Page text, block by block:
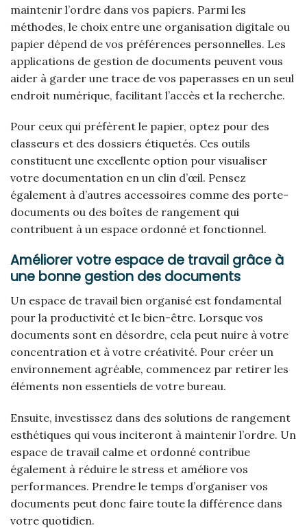
maintenir l’ordre dans vos papiers. Parmi les
méthodes, le choix entre une organisation digitale ou
papier dépend de vos préférences personnelles. Les
applications de gestion de documents peuvent vous
aider à garder une trace de vos paperasses en un seul
endroit numérique, facilitant l’accès et la recherche.
Pour ceux qui préfèrent le papier, optez pour des
classeurs et des dossiers étiquetés. Ces outils
constituent une excellente option pour visualiser
votre documentation en un clin d’œil. Pensez
également à d’autres accessoires comme des porte-
documents ou des boîtes de rangement qui
contribuent à un espace ordonné et fonctionnel.
Améliorer votre espace de travail grâce à
une bonne gestion des documents
Un espace de travail bien organisé est fondamental
pour la productivité et le bien-être. Lorsque vos
documents sont en désordre, cela peut nuire à votre
concentration et à votre créativité. Pour créer un
environnement agréable, commencez par retirer les
éléments non essentiels de votre bureau.
Ensuite, investissez dans des solutions de rangement
esthétiques qui vous inciteront à maintenir l’ordre. Un
espace de travail calme et ordonné contribue
également à réduire le stress et améliore vos
performances. Prendre le temps d’organiser vos
documents peut donc faire toute la différence dans
votre quotidien.